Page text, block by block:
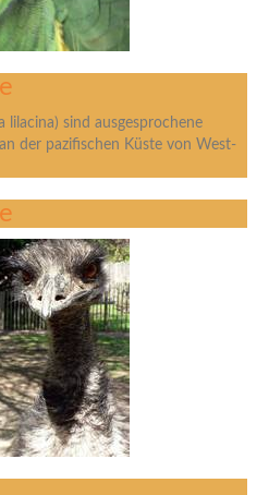
lilacina) sind ausgesprochene
der pazifischen Küste von West-